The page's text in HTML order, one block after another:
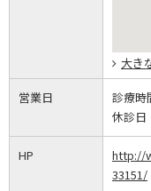
大き
営業日 診療時
休診日
HP
http://
33151/